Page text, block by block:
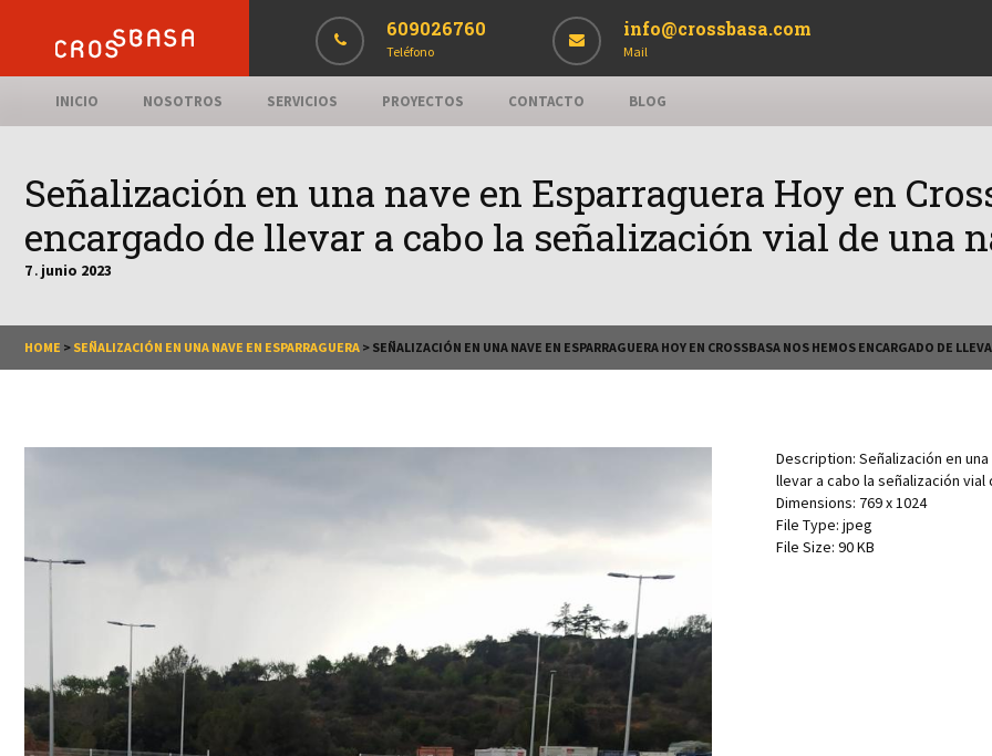
609026760
Teléfono
info@crossbasa.com
Mail
INICIO NOSOTROS SERVICIOS PROYECTOS CONTACTO BLOG
Señalización en una nave en Esparraguera Hoy en
encargado de llevar a cabo la señalización vial de una
7 . junio 2023
HOME > SEÑALIZACIÓN EN UNA NAVE EN ESPARRAGUERA > SEÑALIZACIÓN EN UNA NAVE EN ESPARRAGUERA HOY EN CROSSBASA NOS HEMOS ENCARGADO DE
Description: Señalización en
llevar a cabo la señalización
Dimensions: 769 x 1024
File Type: jpeg
File Size: 90 KB